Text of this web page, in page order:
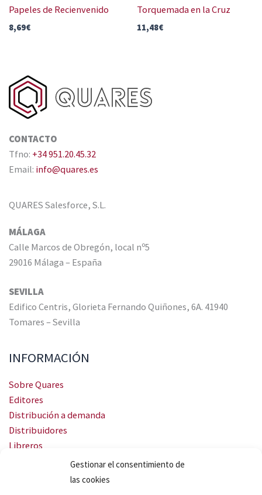
Gestionar el consentimiento de
las cookies
Papeles de Recienvenido
8,69€
Torquemada en la Cruz
11,48€
CONTACTO
Tfno: +34 951.20.45.32
Email: info@quares.es
QUARES Salesforce, S.L.
MÁLAGA
Calle Marcos de Obregón, local nº5
29016 Málaga – España
SEVILLA
Edifico Centris, Glorieta Fernando Quiñones, 6A. 41940
Tomares – Sevilla
INFORMACIÓN
Sobre Quares
Editores
Distribución a demanda
Distribuidores
Libreros
Servicio Landingweb
Crea tu audiobook